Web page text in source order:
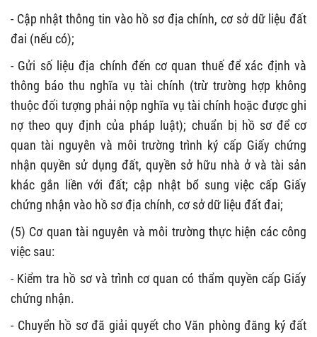
- Cập nhật thông tin vào hồ sơ địa chính, cơ sở dữ liệu đất
đai (nếu có);
- Gửi số liệu địa chính đến cơ quan thuế để xác định và
thông báo thu nghĩa vụ tài chính (trừ trường hợp không
thuộc đối tượng phải nộp nghĩa vụ tài chính hoặc được ghi
nợ theo quy định của pháp luật); chuẩn bị hồ sơ để cơ
quan tài nguyên và môi trường trình ký cấp Giấy chứng
nhận quyền sử dụng đất, quyền sở hữu nhà ở và tài sản
khác gắn liền với đất; cập nhật bổ sung việc cấp Giấy
chứng nhận vào hồ sơ địa chính, cơ sở dữ liệu đất đai;
(5) Cơ quan tài nguyên và môi trường thực hiện các công
việc sau:
- Kiểm tra hồ sơ và trình cơ quan có thẩm quyền cấp Giấy
chứng nhận.
- Chuyển hồ sơ đã giải quyết cho Văn phòng đăng ký đất